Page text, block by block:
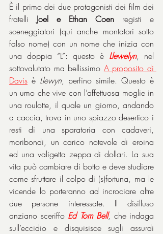
È il primo dei due protagonisti dei film dei
fratelli Joel e Ethan Coen registi e
sceneggiatori (qui anche montatori sotto
falso nome) con un nome che inizia con
una doppia “L”: questo è Llewelyn, nel
sottovalutato ma bellissimo A proposito di
Davis è Llewyn, perfino simile. Questo è
un umo che vive con l’affettuosa moglie in
una roulotte, il quale un giorno, andando
a caccia, trova in uno spiazzo desertico i
resti di una sparatoria con cadaveri,
moribondi, un carico notevole di eroina
ed una valigetta zeppa di dollari. La sua
vita può cambiare di botto e deve studiare
come sfruttare il colpo di (s)fortuna, ma le
vicende lo porteranno ad incrociare altre
due persone interessate. Il disilluso
anziano sceriffo Ed Tom Bell, che indaga
sull’eccidio e disquisisce sugli assurdi